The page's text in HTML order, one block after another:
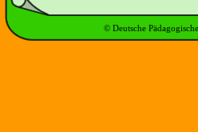
© Deutsche